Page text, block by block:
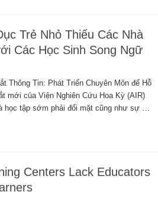
Trẻ Nhỏ Thiếu Các Nhà
Các Học Sinh Song Ngữ
Thông Tin: Phát Triển Chuyên Môn để Hỗ
mới của Viện Nghiên Cứu Hoa Kỳ (AIR)
học tập sớm phải đối mặt cũng như sự …
Centers Lack Educators